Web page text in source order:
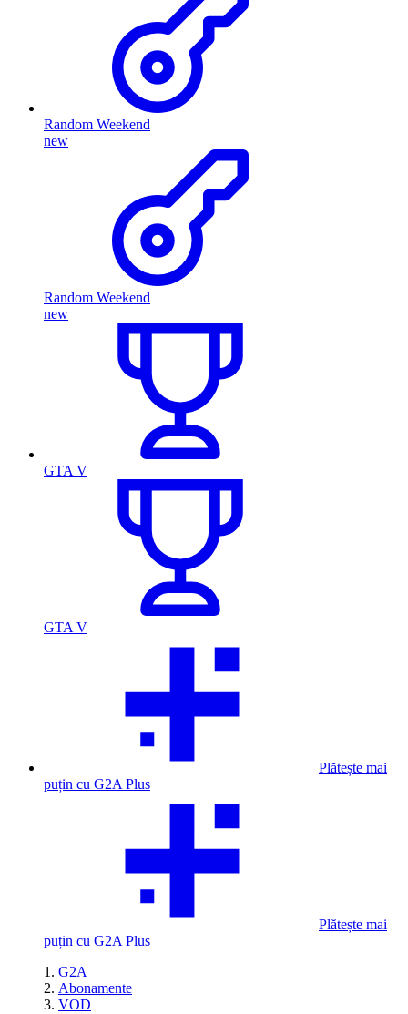
Random Weekend
new
Random Weekend
new
GTA V
GTA V
Plătește mai
puțin cu G2A Plus
Plătește mai
puțin cu G2A Plus
G2A
Abonamente
VOD